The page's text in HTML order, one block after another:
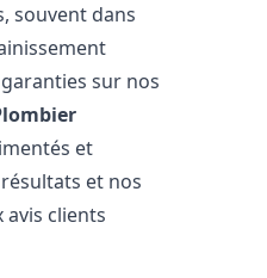
souvent dans
sur nos
et
et nos
clients